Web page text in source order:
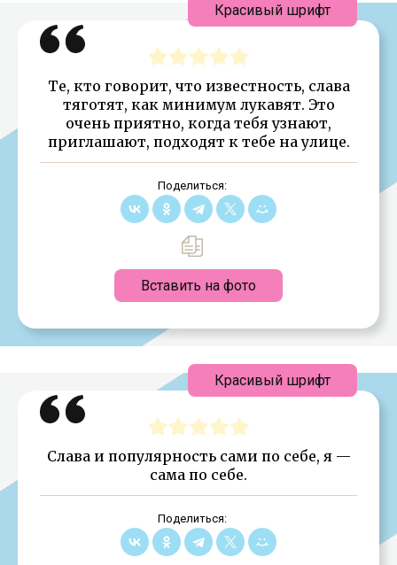
Те, кто говорит, что известность, слава
тяготят, как минимум лукавят. Это
очень приятно, когда тебя узнают,
приглашают, подходят к тебе на улице.
Поделиться:
Вставить на фото
Красивый шрифт
Cлава и популярность сами по себе, я —
сама по себе.
Поделиться:
Красивый шрифт